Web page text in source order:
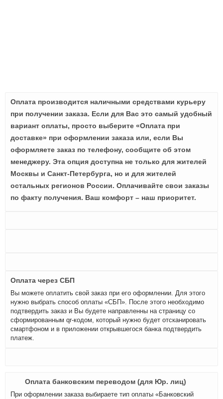
Оплата производится наличными средствами курьеру
при получении заказа. Если для Вас это самый удобный
вариант оплаты, просто выберите «Оплата при
доставке» при оформлении заказа или, если Вы
оформляете заказ по телефону, сообщите об этом
менеджеру. Эта опция доступна не только для жителей
Москвы и Санкт-Петербурга, но и для жителей
остальных регионов России. Оплачивайте свои заказы
по факту получения. Ваш комфорт – наш приоритет.
Оплата через СБП
Вы можете оплатить свой заказ при его оформлении. Для этого
нужно выбрать способ оплаты «СБП». После этого необходимо
подтвердить заказ и Вы будете направленны на страницу со
сформированным qr-кодом, который нужно будет отсканировать
смартфоном и в приложении открывшегося банка подтвердить
платеж.
Оплата банковским переводом (для Юр. лиц)
При оформлении заказа выбираете тип оплаты «Банковский